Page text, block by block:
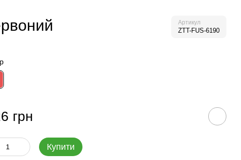
Артикул
ZTT-FUS-6190
грн
Купити